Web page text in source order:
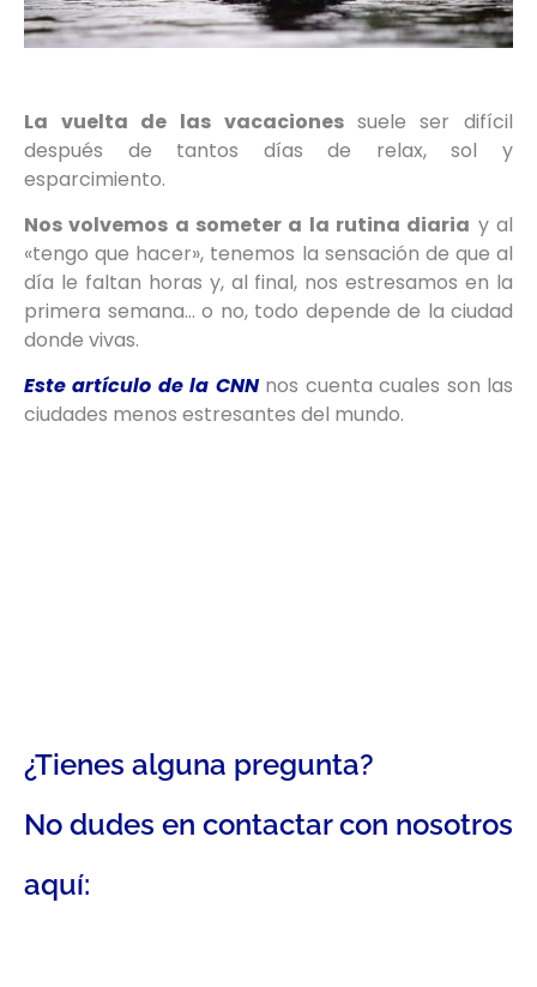
La vuelta de las vacaciones suele ser difícil
después de tantos días de relax, sol y
esparcimiento.
Nos volvemos a someter a la rutina diaria y al
«tengo que hacer», tenemos la sensación de que al
día le faltan horas y, al final, nos estresamos en la
primera semana… o no, todo depende de la ciudad
donde vivas.
Este artículo de la CNNnos cuenta cuales son las
ciudades menos estresantes del mundo.
¿Tienes alguna pregunta?
No dudes en contactar con nosotros
aquí: